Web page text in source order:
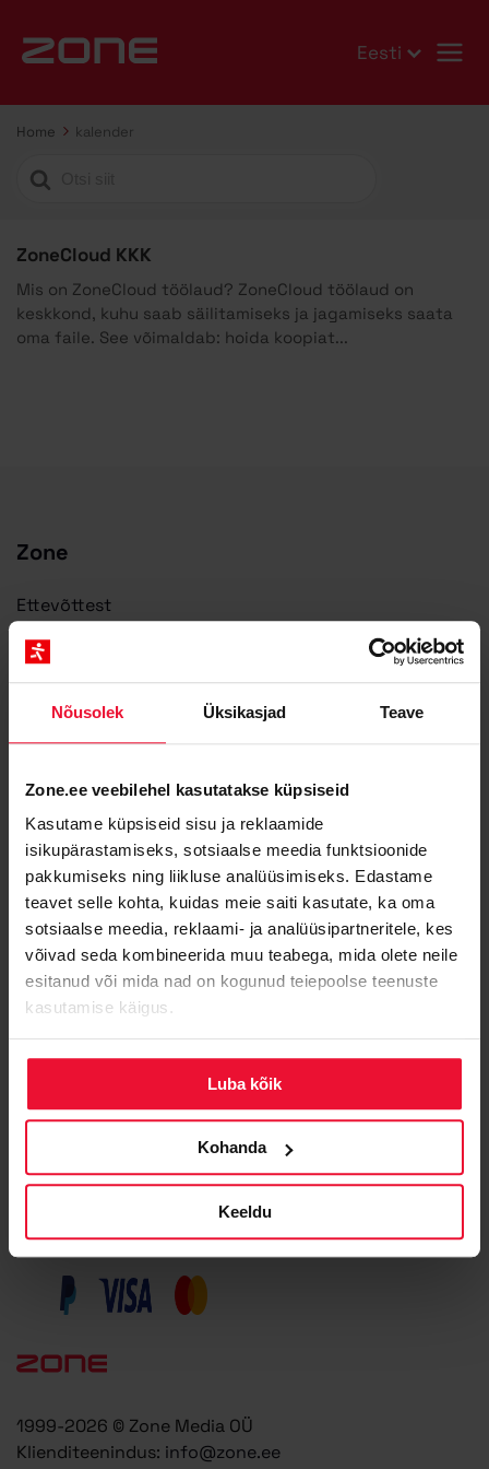
Nõusolek Üksikasjad Teave
Zone.ee veebilehel kasutatakse küpsiseid
Kasutame küpsiseid sisu ja reklaamide
isikupärastamiseks, sotsiaalse meedia funktsioonide
pakkumiseks ning liikluse analüüsimiseks. Edastame
teavet selle kohta, kuidas meie saiti kasutate, ka oma
sotsiaalse meedia, reklaami- ja analüüsipartneritele, kes
võivad seda kombineerida muu teabega, mida olete neile
esitanud või mida nad on kogunud teiepoolse teenuste
kasutamise käigus.
Luba kõik
Kohanda
Keeldu
Eesti
Home kalender
Search
ZoneCloud KKK
Mis on ZoneCloud töölaud? ZoneCloud töölaud on
keskkond, kuhu saab säilitamiseks ja jagamiseks saata
oma faile. See võimaldab: hoida koopiat...
1999-2026 © Zone Media OÜ
Klienditeenindus: info@zone.ee
Zone
Ettevõttest
Miks valida Zone?
Blogi
Saa abi Zone partnerilt
Kontakt ja rekvisiidid
Meediale ja partneritele
Zone Media teenusetingimused
Privaatsuspõhimõtted
Küpsised
Teenused
Domeeni registreerimine
Veebimajutus
Nutikas Pilveserver
Premium e-post